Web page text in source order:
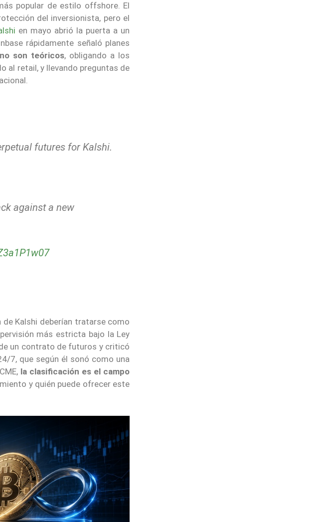
popular de estilo offshore. El
del inversionista, pero el
en mayo abrió la puerta a un
rápidamente señaló planes
son teóricos, obligando a los
al retail, y llevando preguntas de
futures for Kalshi.
against a new
de Kalshi deberían tratarse como
más estricta bajo la Ley
un contrato de futuros y criticó
7, que según él sonó como una
la clasificación es el campo
y quién puede ofrecer este